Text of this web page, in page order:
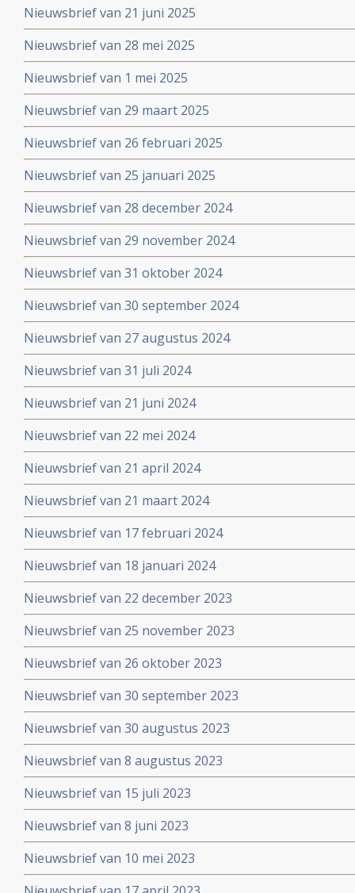
Nieuwsbrief van 21 juni 2025
Nieuwsbrief van 28 mei 2025
Nieuwsbrief van 1 mei 2025
Nieuwsbrief van 29 maart 2025
Nieuwsbrief van 26 februari 2025
Nieuwsbrief van 25 januari 2025
Nieuwsbrief van 28 december 2024
Nieuwsbrief van 29 november 2024
Nieuwsbrief van 31 oktober 2024
Nieuwsbrief van 30 september 2024
Nieuwsbrief van 27 augustus 2024
Nieuwsbrief van 31 juli 2024
Nieuwsbrief van 21 juni 2024
Nieuwsbrief van 22 mei 2024
Nieuwsbrief van 21 april 2024
Nieuwsbrief van 21 maart 2024
Nieuwsbrief van 17 februari 2024
Nieuwsbrief van 18 januari 2024
Nieuwsbrief van 22 december 2023
Nieuwsbrief van 25 november 2023
Nieuwsbrief van 26 oktober 2023
Nieuwsbrief van 30 september 2023
Nieuwsbrief van 30 augustus 2023
Nieuwsbrief van 8 augustus 2023
Nieuwsbrief van 15 juli 2023
Nieuwsbrief van 8 juni 2023
Nieuwsbrief van 10 mei 2023